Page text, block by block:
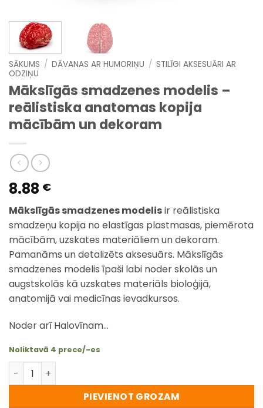
SĀKUMS / DĀVANAS AR HUMORIŅU / STILĪGI AKSESUĀRI AR
ODZIŅU
Mākslīgās smadzenes modelis –
reālistiska anatomas kopija
mācībām un dekoram
8.88 €
Mākslīgās smadzenes modelisir reālistiska
smadzeņu kopija no elastīgas plastmasas, piemērota
mācībām, uzskates materiāliem un dekoram.
Pamanāms un detalizēts aksesuārs. Mākslīgās
smadzenes modelis īpaši labi noder skolās un
augstskolās kā uzskates materiāls bioloģijā,
anatomijā vai medicīnas ievadkursos.
Noder arī Halovīnam…
Noliktavā 4 prece/-es
Mākslīgās smadzenes modelis – reālistiska anatomas
PIEVIENOT GROZAM